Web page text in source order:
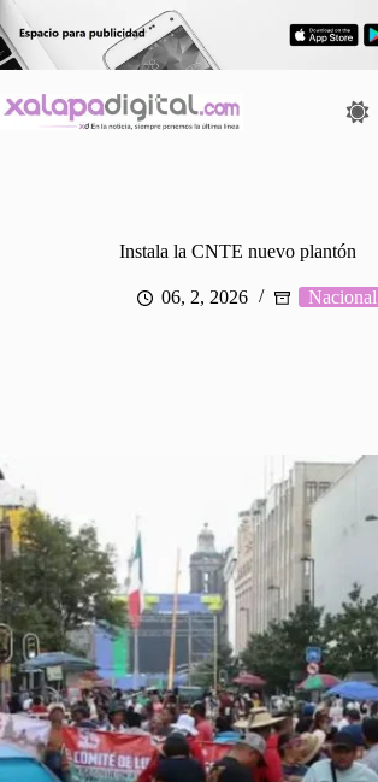
al
contenido
Instala la CNTE nuevo plantón
06, 2, 2026 Nacional